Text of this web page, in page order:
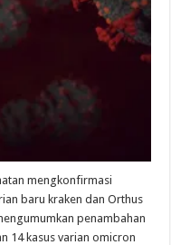
mengkonfirmasi
baru kraken dan Orthus
penambahan
14 kasus varian omicron